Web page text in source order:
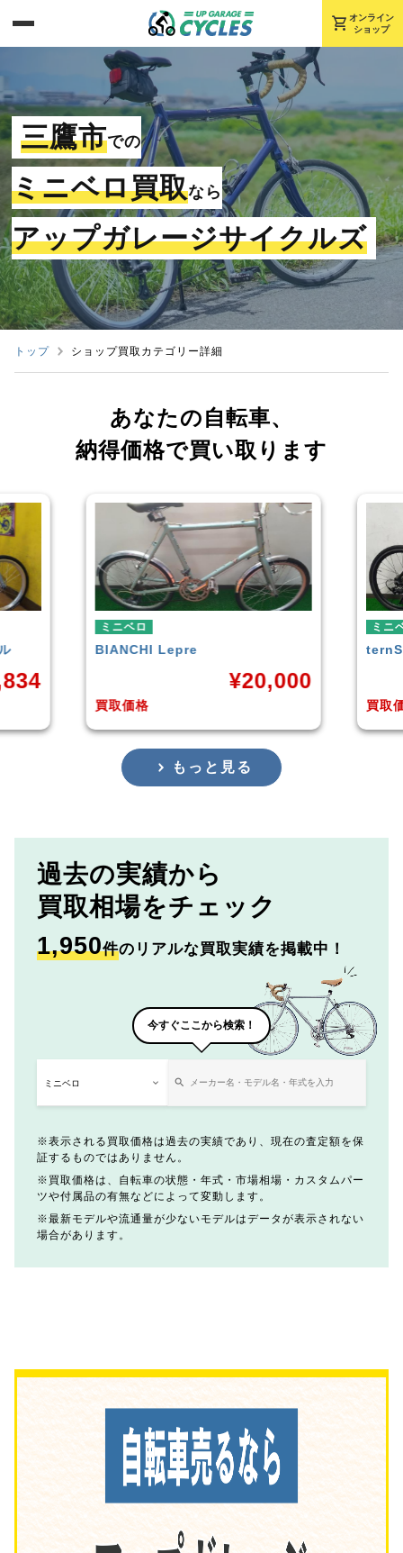
shopping_cart オンライン
ショップ
三鷹市での
ミニベロ買取なら
アップガレージサイクルズ
トップ ショップ買取カテゴリー詳細
あなたの自転車、
納得価格で買い取ります
ミニベロ
ternSURGE 2021年モデル
買取価格
¥33,249
ミニ
買取
もっと見る
過去の実績から
買取相場をチェック
1,950件のリアルな買取実績を掲載中！
今すぐここから検索！
表示される買取価格は過去の実績であり、現在の査定額を保
証するものではありません。
買取価格は、自転車の状態・年式・市場相場・カスタムパー
ツや付属品の有無などによって変動します。
最新モデルや流通量が少ないモデルはデータが表示されない
場合があります。